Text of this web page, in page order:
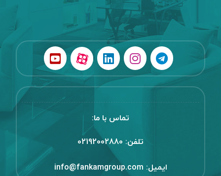
تماس با ما:
تلفن: 02192002880
ایمیل: info@fankamgroup.com